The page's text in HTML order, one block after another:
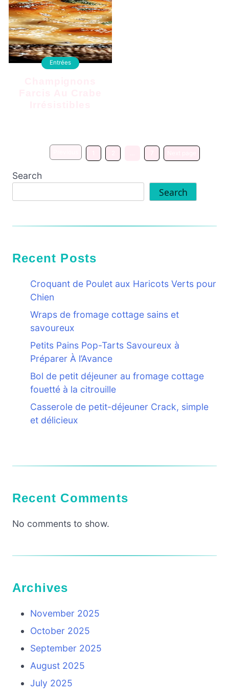
Entrées
Search
Search
Recent Posts
Croquant de Poulet aux Haricots Verts pour
Chien
Wraps de fromage cottage sains et
savoureux
Petits Pains Pop-Tarts Savoureux à
Préparer À l’Avance
Bol de petit déjeuner au fromage cottage
fouetté à la citrouille
Casserole de petit-déjeuner Crack, simple
et délicieux
Recent Comments
No comments to show.
Archives
November 2025
October 2025
September 2025
August 2025
July 2025